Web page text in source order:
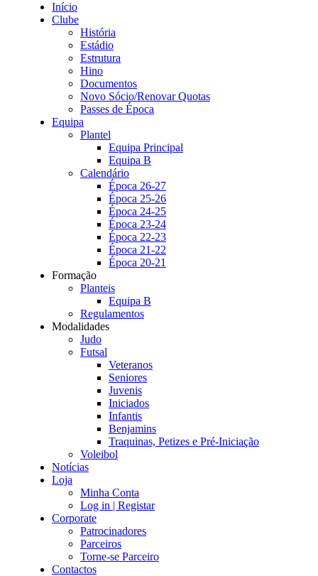
Início
Clube
História
Estádio
Estrutura
Hino
Documentos
Novo Sócio/Renovar Quotas
Passes de Época
Equipa
Plantel
Equipa Principal
Equipa B
Calendário
Época 26-27
Época 25-26
Época 24-25
Época 23-24
Época 22-23
Época 21-22
Época 20-21
Formação
Planteis
Equipa B
Regulamentos
Modalidades
Judo
Futsal
Veteranos
Seniores
Juvenis
Iniciados
Infantis
Benjamins
Traquinas, Petizes e Pré-Iniciação
Voleibol
Notícias
Loja
Minha Conta
Log in | Registar
Corporate
Patrocinadores
Parceiros
Torne-se Parceiro
Contactos